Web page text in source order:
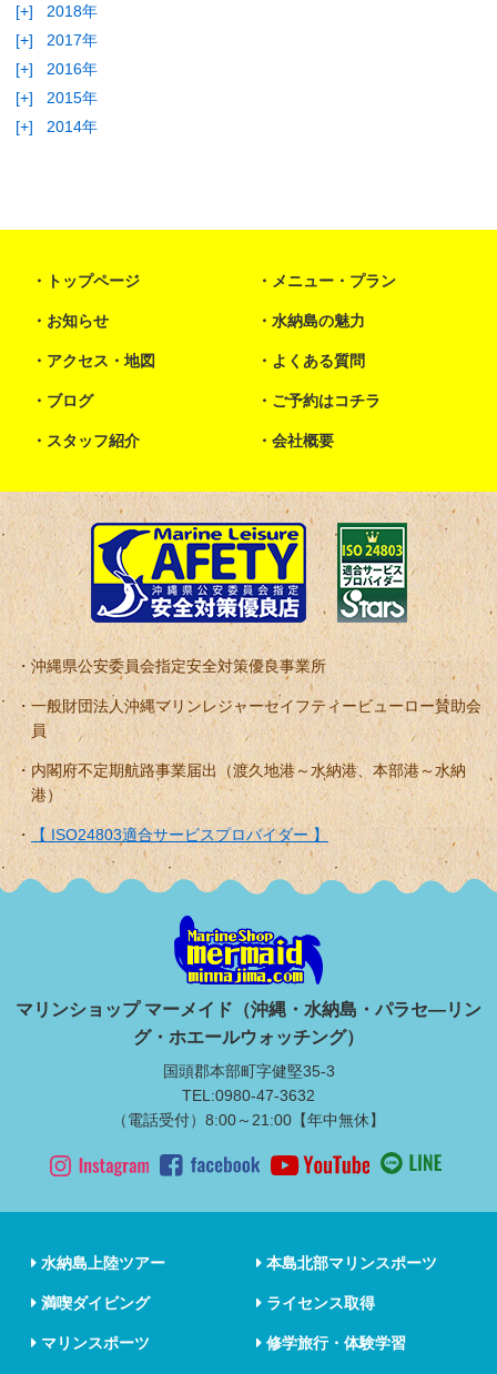
[+]
2018年
[+]
2017年
[+]
2016年
[+]
2015年
[+]
2014年
トップページ メニュー・プラン
お知らせ 水納島の魅力
アクセス・地図 よくある質問
ブログ ご予約はコチラ
スタッフ紹介 会社概要
沖縄県公安委員会指定安全対策優良事業所
一般財団法人沖縄マリンレジャーセイフティービューロー賛助会
員
内閣府不定期航路事業届出（渡久地港～水納港、本部港～水納
港）
【 ISO24803適合サービスプロバイダー 】
マリンショップ マーメイド（沖縄・水納島・パラセ―リン
グ・ホエールウォッチング）
国頭郡本部町字健堅35-3
TEL:0980-47-3632
（電話受付）8:00～21:00【年中無休】
水納島上陸ツアー 本島北部マリンスポーツ
満喫ダイビング ライセンス取得
マリンスポーツ 修学旅行・体験学習